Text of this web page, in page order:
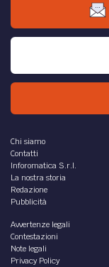
Chi siamo
Contatti
Inforomatica S.r.l.
La nostra storia
Redazione
Pubblicità
Avvertenze legali
Contestazioni
Note legali
Privacy Policy